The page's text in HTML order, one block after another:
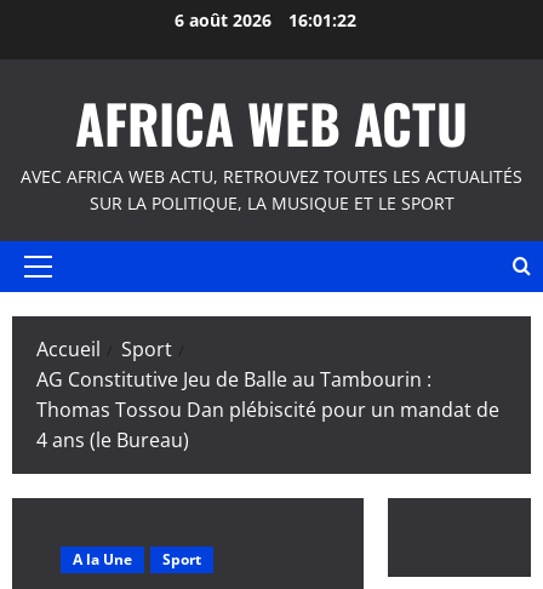
6 août 2026 16:01:23
AFRICA WEB ACTU
AVEC AFRICA WEB ACTU, RETROUVEZ TOUTES LES ACTUALITÉS
SUR LA POLITIQUE, LA MUSIQUE ET LE SPORT
Menu
Accueil
Sport
AG Constitutive Jeu de Balle au Tambourin :
Thomas Tossou Dan plébiscité pour un mandat de
4 ans (le Bureau)
A la Une Sport